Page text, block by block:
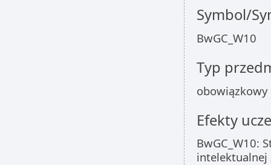
Symbol/
BwGC_W10
Typ
obowiązkowy
Efekty
BwGC_W10:
intelektualnej